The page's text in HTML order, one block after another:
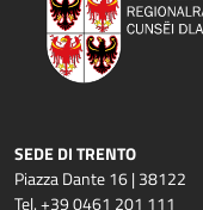
SEDE DI TRENTO
Piazza Dante 16 | 38122
Tel. +39 0461 201 111